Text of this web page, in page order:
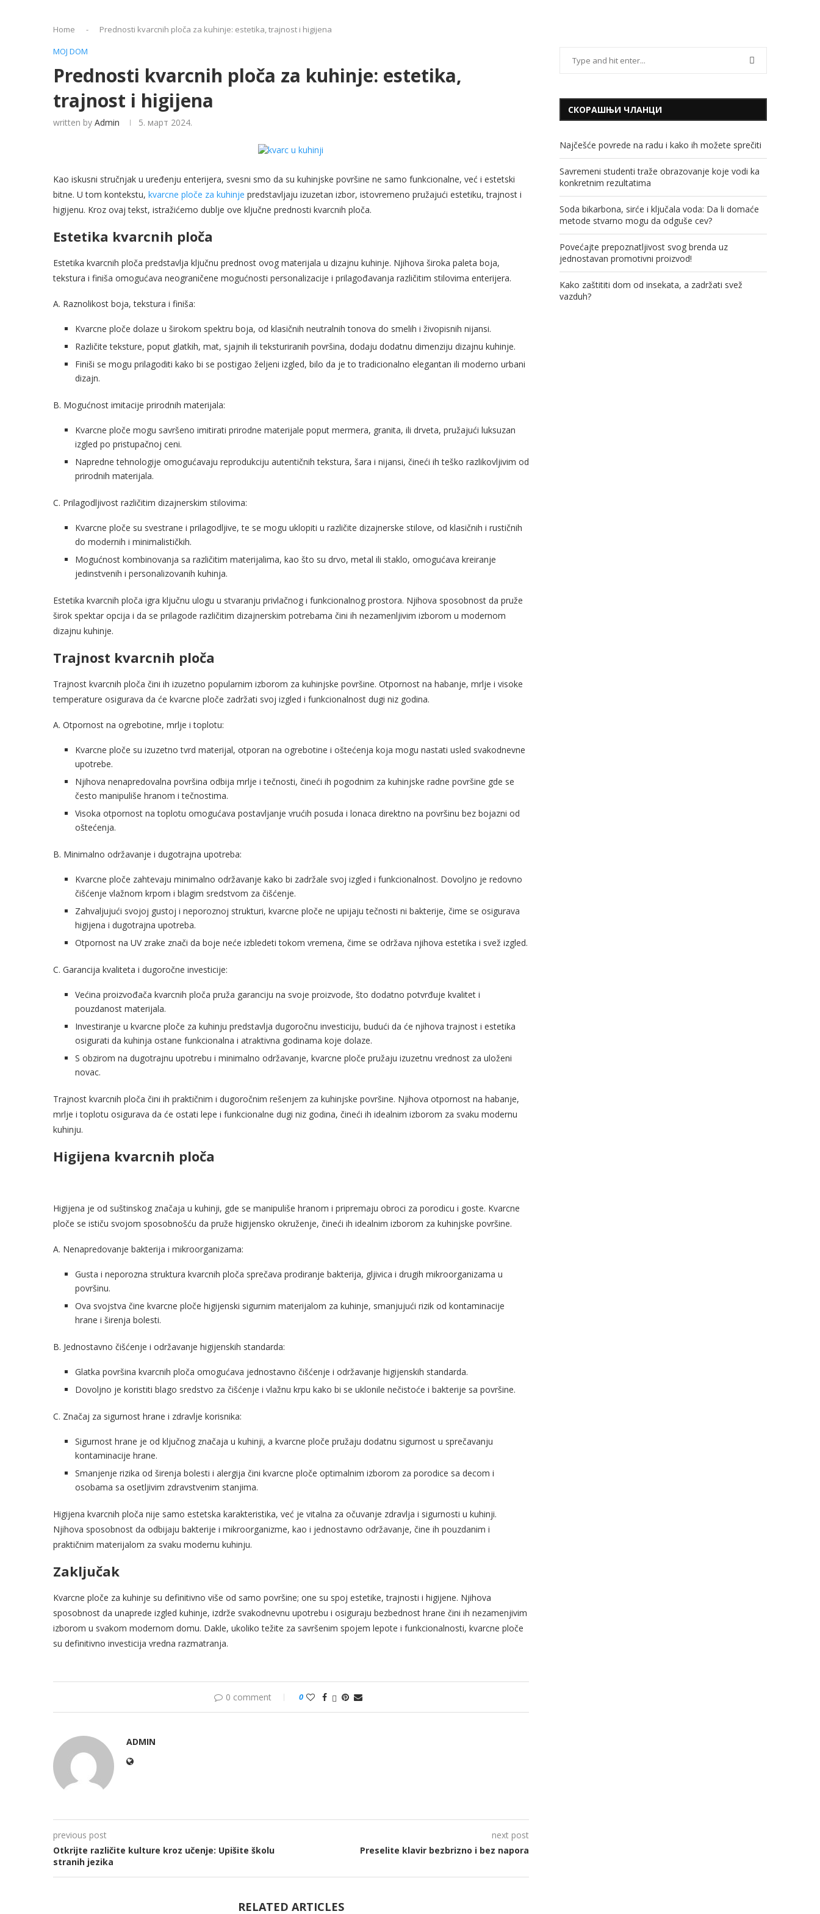
Home -
Prednosti kvarcnih ploča za kuhinje: estetika, trajnost i higijena
MOJ DOM
Prednosti kvarcnih ploča za kuhinje: estetika,
trajnost i higijena
written by Admin 5. март 2024.
Kao iskusni stručnjak u uređenju enterijera, svesni smo da su kuhinjske površine ne samo funkcionalne, već i estetski
bitne. U tom kontekstu, kvarcne ploče za kuhinje predstavljaju izuzetan izbor, istovremeno pružajući estetiku, trajnost i
higijenu. Kroz ovaj tekst, istražićemo dublje ove ključne prednosti kvarcnih ploča.
Estetika kvarcnih ploča
Estetika kvarcnih ploča predstavlja ključnu prednost ovog materijala u dizajnu kuhinje. Njihova široka paleta boja,
tekstura i finiša omogućava neograničene mogućnosti personalizacije i prilagođavanja različitim stilovima enterijera.
A. Raznolikost boja, tekstura i finiša:
Kvarcne ploče dolaze u širokom spektru boja, od klasičnih neutralnih tonova do smelih i živopisnih nijansi.
Različite teksture, poput glatkih, mat, sjajnih ili teksturiranih površina, dodaju dodatnu dimenziju dizajnu kuhinje.
Finiši se mogu prilagoditi kako bi se postigao željeni izgled, bilo da je to tradicionalno elegantan ili moderno urbani
dizajn.
B. Mogućnost imitacije prirodnih materijala:
Kvarcne ploče mogu savršeno imitirati prirodne materijale poput mermera, granita, ili drveta, pružajući luksuzan
izgled po pristupačnoj ceni.
Napredne tehnologije omogućavaju reprodukciju autentičnih tekstura, šara i nijansi, čineći ih teško razlikovljivim od
prirodnih materijala.
C. Prilagodljivost različitim dizajnerskim stilovima:
Kvarcne ploče su svestrane i prilagodljive, te se mogu uklopiti u različite dizajnerske stilove, od klasičnih i rustičnih
do modernih i minimalističkih.
Mogućnost kombinovanja sa različitim materijalima, kao što su drvo, metal ili staklo, omogućava kreiranje
jedinstvenih i personalizovanih kuhinja.
Estetika kvarcnih ploča igra ključnu ulogu u stvaranju privlačnog i funkcionalnog prostora. Njihova sposobnost da pruže
širok spektar opcija i da se prilagode različitim dizajnerskim potrebama čini ih nezamenljivim izborom u modernom
dizajnu kuhinje.
Trajnost kvarcnih ploča
Trajnost kvarcnih ploča čini ih izuzetno popularnim izborom za kuhinjske površine. Otpornost na habanje, mrlje i visoke
temperature osigurava da će kvarcne ploče zadržati svoj izgled i funkcionalnost dugi niz godina.
A. Otpornost na ogrebotine, mrlje i toplotu:
Kvarcne ploče su izuzetno tvrd materijal, otporan na ogrebotine i oštećenja koja mogu nastati usled svakodnevne
upotrebe.
Njihova nenapredovalna površina odbija mrlje i tečnosti, čineći ih pogodnim za kuhinjske radne površine gde se
često manipuliše hranom i tečnostima.
Visoka otpornost na toplotu omogućava postavljanje vrućih posuda i lonaca direktno na površinu bez bojazni od
oštećenja.
B. Minimalno održavanje i dugotrajna upotreba:
Kvarcne ploče zahtevaju minimalno održavanje kako bi zadržale svoj izgled i funkcionalnost. Dovoljno je redovno
čišćenje vlažnom krpom i blagim sredstvom za čišćenje.
Zahvaljujući svojoj gustoj i neporoznoj strukturi, kvarcne ploče ne upijaju tečnosti ni bakterije, čime se osigurava
higijena i dugotrajna upotreba.
Otpornost na UV zrake znači da boje neće izbledeti tokom vremena, čime se održava njihova estetika i svež izgled.
C. Garancija kvaliteta i dugoročne investicije:
Većina proizvođača kvarcnih ploča pruža garanciju na svoje proizvode, što dodatno potvrđuje kvalitet i
pouzdanost materijala.
Investiranje u kvarcne ploče za kuhinju predstavlja dugoročnu investiciju, budući da će njihova trajnost i estetika
osigurati da kuhinja ostane funkcionalna i atraktivna godinama koje dolaze.
S obzirom na dugotrajnu upotrebu i minimalno održavanje, kvarcne ploče pružaju izuzetnu vrednost za uloženi
novac.
Trajnost kvarcnih ploča čini ih praktičnim i dugoročnim rešenjem za kuhinjske površine. Njihova otpornost na habanje,
mrlje i toplotu osigurava da će ostati lepe i funkcionalne dugi niz godina, čineći ih idealnim izborom za svaku modernu
kuhinju.
Higijena kvarcnih ploča
Higijena je od suštinskog značaja u kuhinji, gde se manipuliše hranom i pripremaju obroci za porodicu i goste. Kvarcne
ploče se ističu svojom sposobnošću da pruže higijensko okruženje, čineći ih idealnim izborom za kuhinjske površine.
A. Nenapredovanje bakterija i mikroorganizama:
Gusta i neporozna struktura kvarcnih ploča sprečava prodiranje bakterija, gljivica i drugih mikroorganizama u
površinu.
Ova svojstva čine kvarcne ploče higijenski sigurnim materijalom za kuhinje, smanjujući rizik od kontaminacije
hrane i širenja bolesti.
B. Jednostavno čišćenje i održavanje higijenskih standarda:
Glatka površina kvarcnih ploča omogućava jednostavno čišćenje i održavanje higijenskih standarda.
Dovoljno je koristiti blago sredstvo za čišćenje i vlažnu krpu kako bi se uklonile nečistoće i bakterije sa površine.
C. Značaj za sigurnost hrane i zdravlje korisnika:
Sigurnost hrane je od ključnog značaja u kuhinji, a kvarcne ploče pružaju dodatnu sigurnost u sprečavanju
kontaminacije hrane.
Smanjenje rizika od širenja bolesti i alergija čini kvarcne ploče optimalnim izborom za porodice sa decom i
osobama sa osetljivim zdravstvenim stanjima.
Higijena kvarcnih ploča nije samo estetska karakteristika, već je vitalna za očuvanje zdravlja i sigurnosti u kuhinji.
Njihova sposobnost da odbijaju bakterije i mikroorganizme, kao i jednostavno održavanje, čine ih pouzdanim i
praktičnim materijalom za svaku modernu kuhinju.
Zaključak
Kvarcne ploče za kuhinje su definitivno više od samo površine; one su spoj estetike, trajnosti i higijene. Njihova
sposobnost da unaprede izgled kuhinje, izdrže svakodnevnu upotrebu i osiguraju bezbednost hrane čini ih nezamenjivim
izborom u svakom modernom domu. Dakle, ukoliko težite za savršenim spojem lepote i funkcionalnosti, kvarcne ploče
su definitivno investicija vredna razmatranja.
0 comment 0
ADMIN
previous post
Otkrijte različite kulture kroz učenje: Upišite školu
stranih jezika
next post
Preselite klavir bezbrizno i bez napora
RELATED ARTICLES
СКОРАШЊИ ЧЛАНЦИ
Najčešće povrede na radu i kako ih možete sprečiti
Savremeni studenti traže obrazovanje koje vodi ka
konkretnim rezultatima
Soda bikarbona, sirće i ključala voda: Da li domaće
metode stvarno mogu da odguše cev?
Povećajte prepoznatljivost svog brenda uz
jednostavan promotivni proizvod!
Kako zaštititi dom od insekata, a zadržati svež
vazduh?